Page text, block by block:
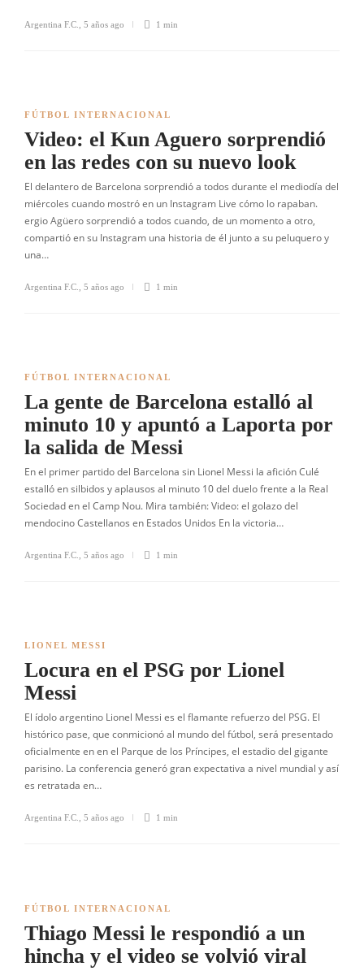
Argentina F.C. 5 años ago 1 min
FÚTBOL INTERNACIONAL
Video: el Kun Aguero sorprendió
en las redes con su nuevo look
El delantero de Barcelona sorprendió a todos durante el mediodía del
miércoles cuando mostró en un Instagram Live cómo lo rapaban.
ergio Agüero sorprendió a todos cuando, de un momento a otro,
compartió en su Instagram una historia de él junto a su peluquero y
una…
Argentina F.C. 5 años ago 1 min
FÚTBOL INTERNACIONAL
La gente de Barcelona estalló al
minuto 10 y apuntó a Laporta por
la salida de Messi
En el primer partido del Barcelona sin Lionel Messi la afición Culé
estalló en silbidos y aplausos al minuto 10 del duelo frente a la Real
Sociedad en el Camp Nou. Mira también: Video: el golazo del
mendocino Castellanos en Estados Unidos En la victoria…
Argentina F.C. 5 años ago 1 min
LIONEL MESSI
Locura en el PSG por Lionel
Messi
El ídolo argentino Lionel Messi es el flamante refuerzo del PSG. El
histórico pase, que conmicionó al mundo del fútbol, será presentado
oficialmente en en el Parque de los Príncipes, el estadio del gigante
parisino. La conferencia generó gran expectativa a nivel mundial y así
es retratada en…
Argentina F.C. 5 años ago 1 min
FÚTBOL INTERNACIONAL
Thiago Messi le respondió a un
hincha y el video se volvió viral